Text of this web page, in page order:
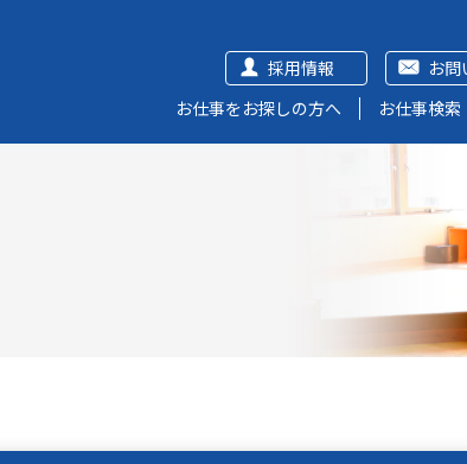
お問
採用情報
お仕事をお探しの方へ
お仕事検索